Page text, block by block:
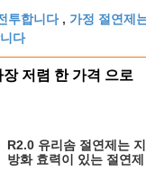
투합니다, 가정 절연제
다
장 저렴 한 가격 으로
R2.0 유리솜 절연제는
방화 효력이 있는 절연